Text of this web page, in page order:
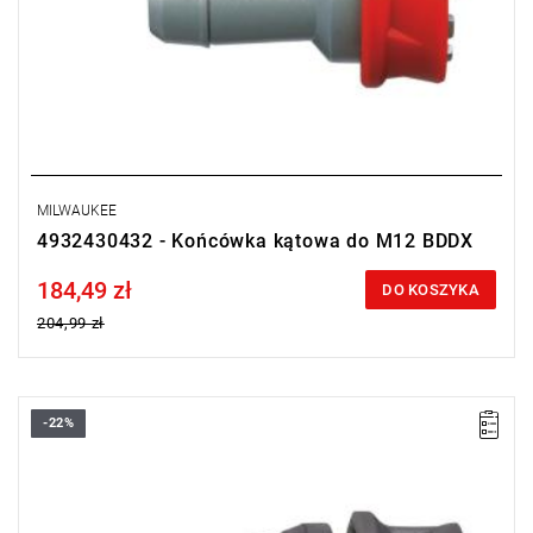
MILWAUKEE
4932430432 - Końcówka kątowa do M12 BDDX
Price tax included
184,49 zł
204,99 zł
DO KOSZYKA
• Uchwyt wiertarski bezkluczowy 13 mm do wiertarko-wkrętarki
-22%